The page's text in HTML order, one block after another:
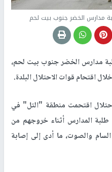
مدارس الخضر جنوب بيت لحم
مدارس الخضر جنوب بيت لحم،
خلال اقتحام قوات الاحتلال البلدة.
اقتحمت منطقة "التل" في
طلبة المدارس أثناء خروجهم من
والصوت، ما أدى إلى إصابة